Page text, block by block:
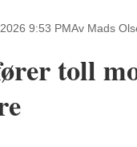
9:53 PMAv Mads
toll